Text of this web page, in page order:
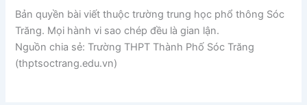
Bản quyền bài viết thuộc trường trung học phổ thông Sóc
Trăng. Mọi hành vi sao chép đều là gian lận.
Nguồn chia sẻ: Trường THPT Thành Phố Sóc Trăng
(thptsoctrang.edu.vn)